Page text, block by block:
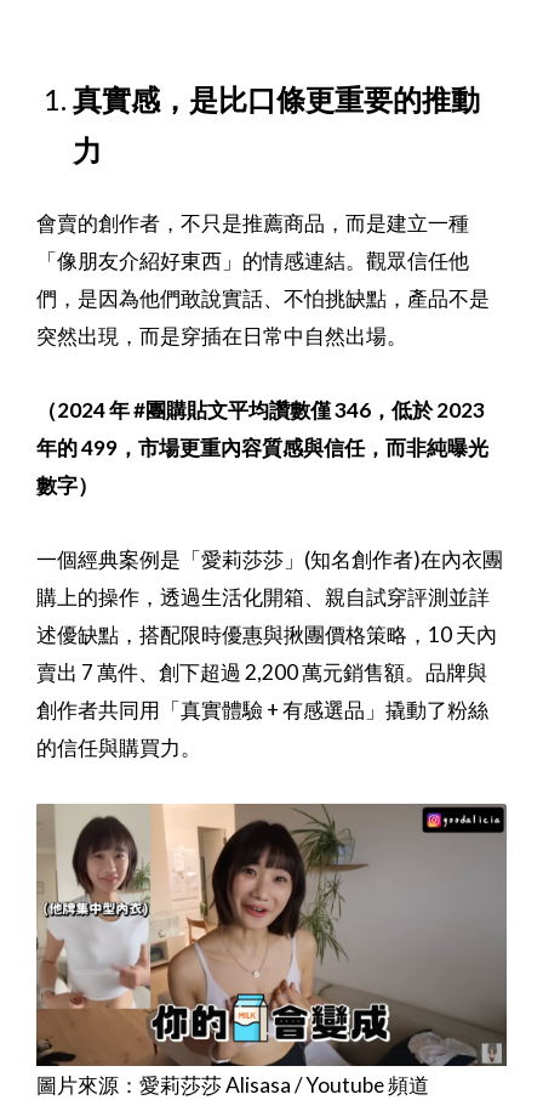
真實感，是比口條更重要的推動
力
會賣的創作者，不只是推薦商品，而是建立一種
「像朋友介紹好東西」的情感連結。觀眾信任他
們，是因為他們敢說實話、不怕挑缺點，產品不是
突然出現，而是穿插在日常中自然出場。
（2024 年 #團購貼文平均讚數僅 346，低於 2023
年的 499，市場更重內容質感與信任，而非純曝光
數字）
一個經典案例是「愛莉莎莎」(知名創作者)在內衣團
購上的操作，透過生活化開箱、親自試穿評測並詳
述優缺點，搭配限時優惠與揪團價格策略，10 天內
賣出 7 萬件、創下超過 2,200 萬元銷售額。品牌與
創作者共同用「真實體驗 + 有感選品」撬動了粉絲
的信任與購買力。
圖片來源：愛莉莎莎 Alisasa / Youtube 頻道